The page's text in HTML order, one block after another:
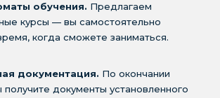
обучения. Предлагаем
курсы — вы самостоятельно
когда сможете заниматься.
документация. По окончании
получите документы установленного